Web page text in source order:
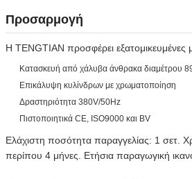
Προσαρμογή
Η TENGTIAN προσφέρει εξατομικευμένες
Κατασκευή από χάλυβα άνθρακα διαμέτρου
Επικάλυψη κυλίνδρων με χρωματοποίηση
Δραστηριότητα 380V/50Hz
Πιστοποιητικά CE, ISO9000 και BV
Ελάχιστη ποσότητα παραγγελίας: 1 σετ.
περίπου 4 μήνες. Ετήσια παραγωγική